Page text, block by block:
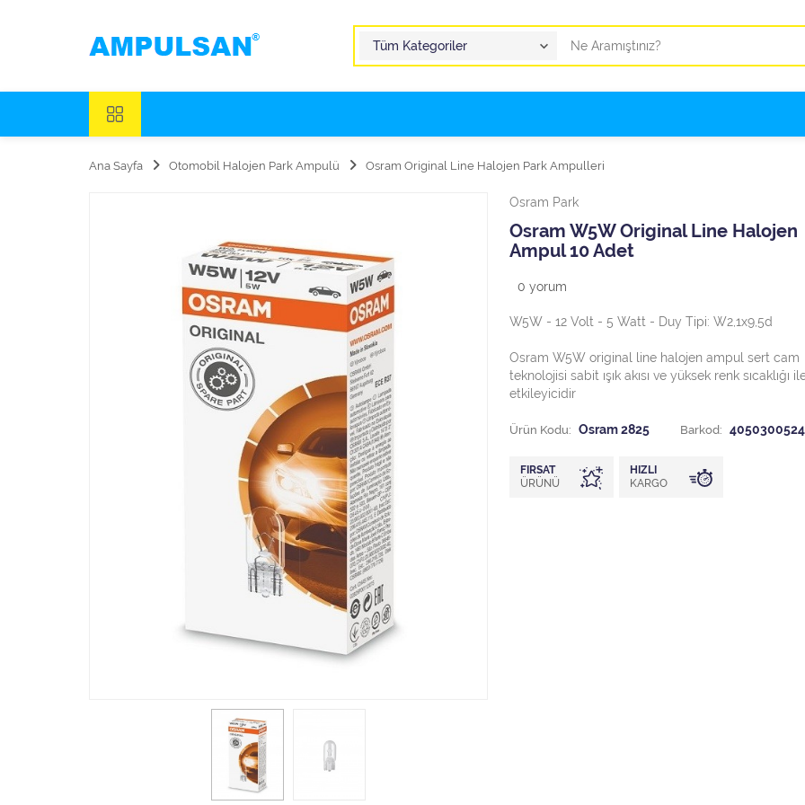
Ana Sayfa Otomobil Halojen Park Ampulü Osram Original Line Halojen Park Ampulleri
Osram Park
Osram W5W Original Line Halojen
Ampul 10 Adet
0 yorum
W5W - 12 Volt - 5 Watt - Duy Tipi: W2,1x9,5d
Osram W5W original line halojen ampul sert cam
teknolojisi sabit ışık akısı ve yüksek renk sıcaklığı
etkileyicidir
Ürün Kodu: Osram 2825 Barkod:
FIRSAT
ÜRÜNÜ
HIZLI
KARGO